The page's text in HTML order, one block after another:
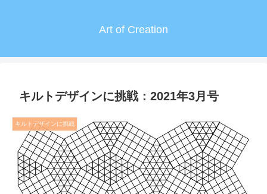
Art of Creation
キルトデザインに挑戦：2021年3月号
キルトデザインに挑戦